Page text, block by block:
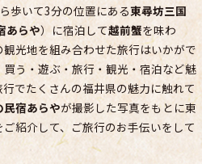
歩いて3分の位置にある東尋坊三国
あらや）に宿泊して越前蟹を味わ
観光地を組み合わせた旅行はいかがで
う・遊ぶ・旅行・観光・宿泊など魅
行でたくさんの福井県の魅力に触れて
民宿あらやが撮影した写真をもとに東
紹介して、ご旅行のお手伝いをして